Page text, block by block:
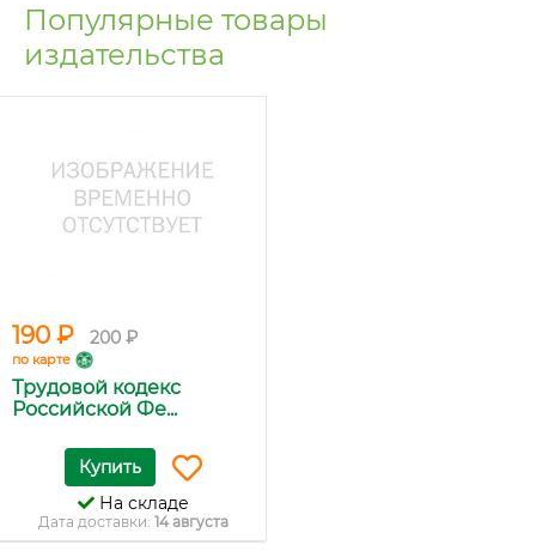
Популярные товары
издательства
190 ₽ 200 ₽
по карте
Трудовой кодекс
Российской Фе...
Купить
На складе
Дата доставки: 14 августа